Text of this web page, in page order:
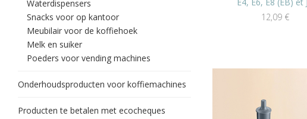
Waterdispensers
Snacks voor op kantoor
Meubilair voor de koffiehoek
Melk en suiker
Poeders voor vending machines
Onderhoudsproducten voor koffiemachines
Producten te betalen met ecocheques
12,09 €